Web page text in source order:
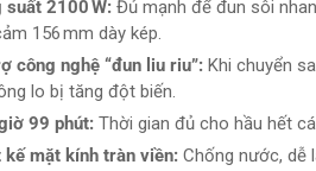
suất 2100 W: Đủ mạnh để đun sôi
156 mm dày kép.
công nghệ “đun liu riu”: Khi chuyển
lo bị tăng đột biến.
99 phút: Thời gian đủ cho hầu hết
kế mặt kính tràn viền: Chống nước, dễ